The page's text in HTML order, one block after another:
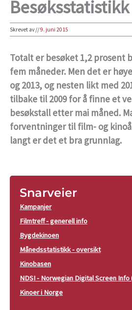
Skrevet av//9. juni 2015
Totalt er besøket 1,2 prosent
fem måneder. Men det er
og 2013, og nesten likt med
tilbake til 2009 for å finne et
besøkstall etter mai måned.
forventninger til film- og
langt er det et bra grunnlag.
Snarveier
Kampanjer
Filmtreff - generell info
Bygdekinoen
Månedsstatistikk - oversikt
Kinobasen
NDSI - Norwegian Digital Screen
Kinoer i Norge